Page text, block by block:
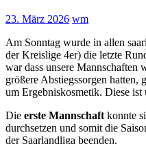
23. März 2026 wm
Am Sonntag wurde in allen
der Kreislige 4er) die letzte
war dass unsere Mannschaften
größere Abstiegssorgen hatten,
um Ergebniskosmetik. Diese ist
Die erste Mannschaft konnte
durchsetzen und somit die
der Saarlandliga beenden.